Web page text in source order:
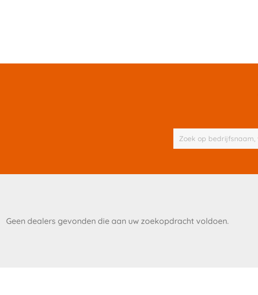
Geen dealers gevonden die aan uw zoekopdracht voldoen.